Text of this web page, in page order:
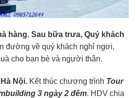
hàng. Sau bữa trưa, Quý khách
đường về quý khách nghỉ ngơi,
cho bạn bè và người thân.
Nội. Kết thúc chương trình Tour
3 ngày 2 đêm. HDV chia